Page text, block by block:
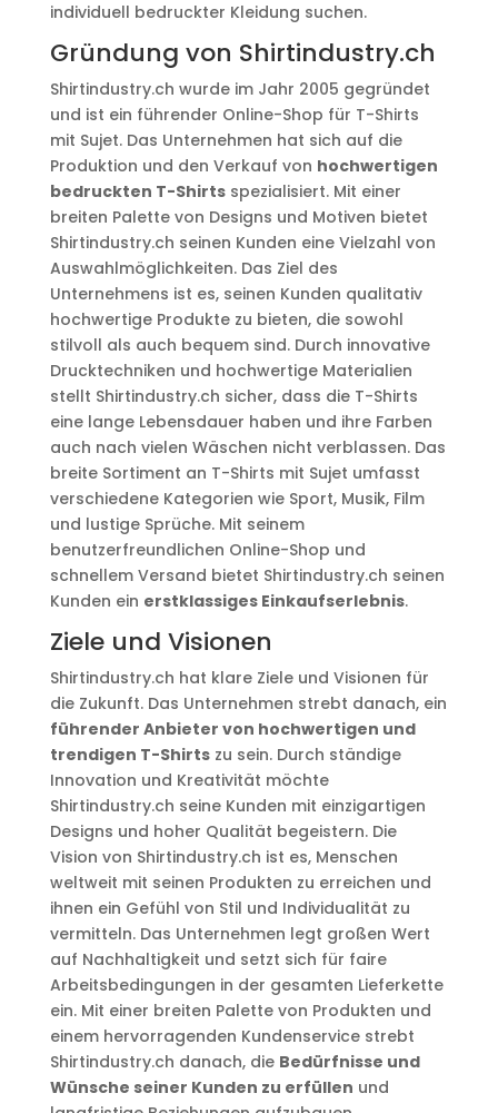
individuell bedruckter Kleidung suchen.
Gründung von Shirtindustry.ch
Shirtindustry.ch wurde im Jahr 2005 gegründet
und ist ein führender Online-Shop für T-Shirts
mit Sujet. Das Unternehmen hat sich auf die
Produktion und den Verkauf von hochwertigen
bedruckten T-Shirtsspezialisiert. Mit einer
breiten Palette von Designs und Motiven bietet
Shirtindustry.ch seinen Kunden eine Vielzahl von
Auswahlmöglichkeiten. Das Ziel des
Unternehmens ist es, seinen Kunden qualitativ
hochwertige Produkte zu bieten, die sowohl
stilvoll als auch bequem sind. Durch innovative
Drucktechniken und hochwertige Materialien
stellt Shirtindustry.ch sicher, dass die T-Shirts
eine lange Lebensdauer haben und ihre Farben
auch nach vielen Wäschen nicht verblassen. Das
breite Sortiment an T-Shirts mit Sujet umfasst
verschiedene Kategorien wie Sport, Musik, Film
und lustige Sprüche. Mit seinem
benutzerfreundlichen Online-Shop und
schnellem Versand bietet Shirtindustry.ch seinen
Kunden ein erstklassiges Einkaufserlebnis.
Ziele und Visionen
Shirtindustry.ch hat klare Ziele und Visionen für
die Zukunft. Das Unternehmen strebt danach, ein
führender Anbieter von hochwertigen und
trendigen T-Shirtszu sein. Durch ständige
Innovation und Kreativität möchte
Shirtindustry.ch seine Kunden mit einzigartigen
Designs und hoher Qualität begeistern. Die
Vision von Shirtindustry.ch ist es, Menschen
weltweit mit seinen Produkten zu erreichen und
ihnen ein Gefühl von Stil und Individualität zu
vermitteln. Das Unternehmen legt großen Wert
auf Nachhaltigkeit und setzt sich für faire
Arbeitsbedingungen in der gesamten Lieferkette
ein. Mit einer breiten Palette von Produkten und
einem hervorragenden Kundenservice strebt
Shirtindustry.ch danach, die Bedürfnisse und
Wünsche seiner Kunden zu erfüllen und